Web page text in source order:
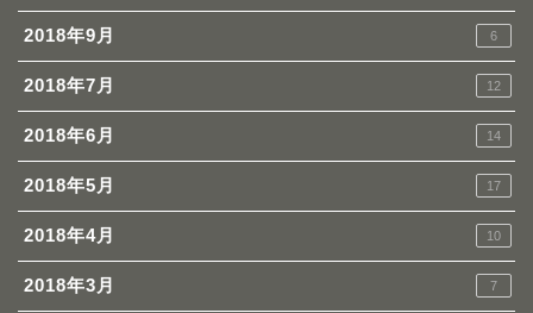
2018年9月 6
2018年7月 12
2018年6月 14
2018年5月 17
2018年4月 10
2018年3月 7